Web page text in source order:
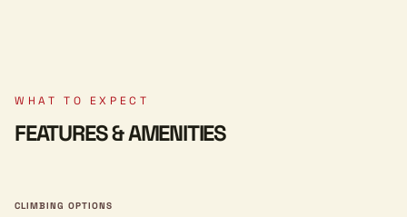
WHAT TO EXPECT
FEATURES & AMENITIES
CLIMBING OPTIONS